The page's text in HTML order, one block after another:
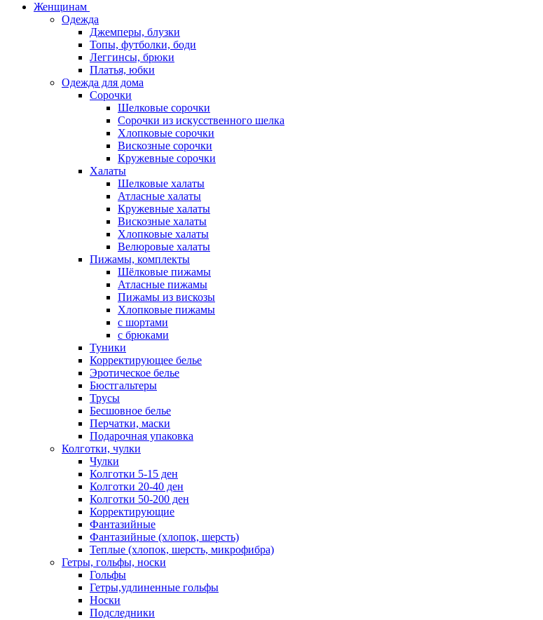
Женщинам
Одежда
Джемперы, блузки
Топы, футболки, боди
Леггинсы, брюки
Платья, юбки
Одежда для дома
Сорочки
Шелковые сорочки
Сорочки из искусственного шелка
Хлопковые сорочки
Вискозные сорочки
Кружевные сорочки
Халаты
Шелковые халаты
Атласные халаты
Кружевные халаты
Вискозные халаты
Хлопковые халаты
Велюровые халаты
Пижамы, комплекты
Шёлковые пижамы
Атласные пижамы
Пижамы из вискозы
Хлопковые пижамы
с шортами
с брюками
Туники
Корректирующее белье
Эротическое белье
Бюстгальтеры
Трусы
Бесшовное белье
Перчатки, маски
Подарочная упаковка
Колготки, чулки
Чулки
Колготки 5-15 ден
Колготки 20-40 ден
Колготки 50-200 ден
Корректирующие
Фантазийные
Фантазийные (хлопок, шерсть)
Теплые (хлопок, шерсть, микрофибра)
Гетры, гольфы, носки
Гольфы
Гетры,удлиненные гольфы
Носки
Подследники